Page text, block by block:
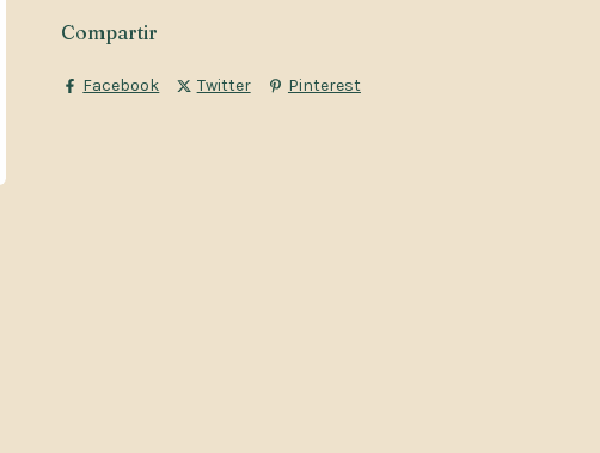
Compartir
Facebook Twitter Pinterest